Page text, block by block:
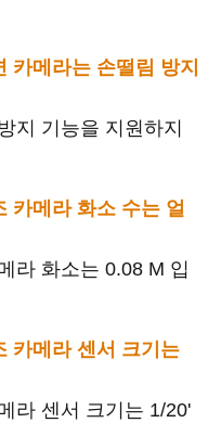
카메라는 손떨림 방지
지 기능을 지원하지
카메라 화소 수는 얼
라 화소는 0.08 M 입
카메라 센서 크기는
라 센서 크기는 1/20'